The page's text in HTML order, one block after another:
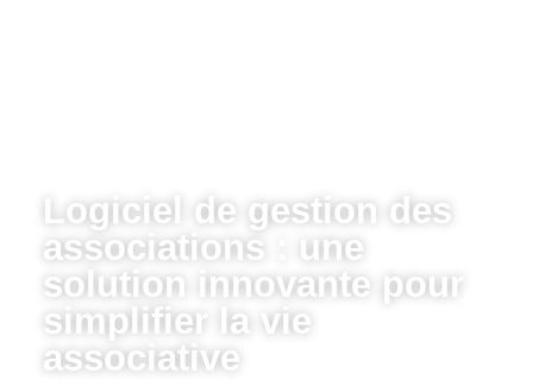
Logiciel de gestion des
associations : une
solution innovante pour
simplifier la vie
associative